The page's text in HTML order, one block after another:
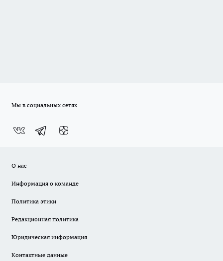
Мы в социальных сетях
О нас
Информация о команде
Политика этики
Редакционная политика
Юридическая информация
Контактные данные